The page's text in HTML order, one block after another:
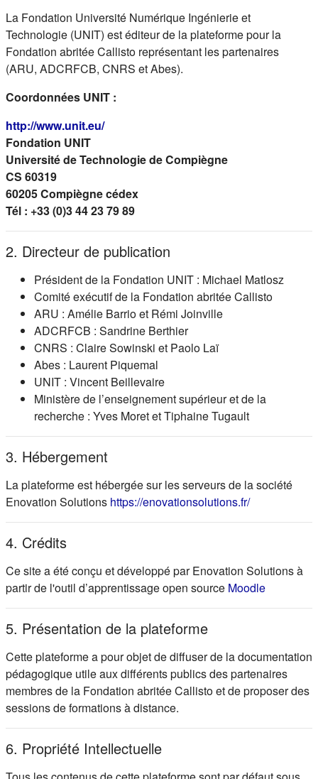
La Fondation Université Numérique Ingénierie et
Technologie (UNIT) est éditeur de la plateforme pour la
Fondation abritée Callisto représentant les partenaires
(ARU, ADCRFCB, CNRS et Abes).
Coordonnées UNIT :
http://www.unit.eu/(s'ouvre dans un nouvel onglet)
Fondation UNIT
Université de Technologie de Compiègne
CS 60319
60205 Compiègne cédex
Tél : +33 (0)3 44 23 79 89
2. Directeur de publication
Président de la Fondation UNIT : Michael Matlosz
Comité exécutif de la Fondation abritée Callisto
ARU : Amélie Barrio et Rémi Joinville
ADCRFCB : Sandrine Berthier
CNRS : Claire Sowinski et Paolo Laï
Abes : Laurent Piquemal
UNIT : Vincent Beillevaire
Ministère de l’enseignement supérieur et de la
recherche : Yves Moret et Tiphaine Tugault
3. Hébergement
La plateforme est hébergée sur les serveurs de la société
Enovation Solutions https://enovationsolutions.fr/(s'ouvre
4. Crédits
Ce site a été conçu et développé par Enovation Solutions à
partir de l'outil d’apprentissage open source Moodle(s'ouvre
5. Présentation de la plateforme
Cette plateforme a pour objet de diffuser de la documentation
pédagogique utile aux différents publics des partenaires
membres de la Fondation abritée Callisto et de proposer des
sessions de formations à distance.
6. Propriété Intellectuelle